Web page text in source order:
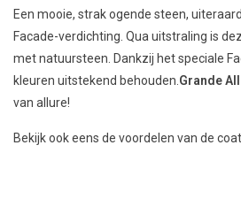
Een mooie, strak ogende steen,
Facade-verdichting. Qua uitstraling is
met natuursteen. Dankzij het speciale
kleuren uitstekend behouden.Grande
van allure!
Bekijk ook eens de voordelen van de